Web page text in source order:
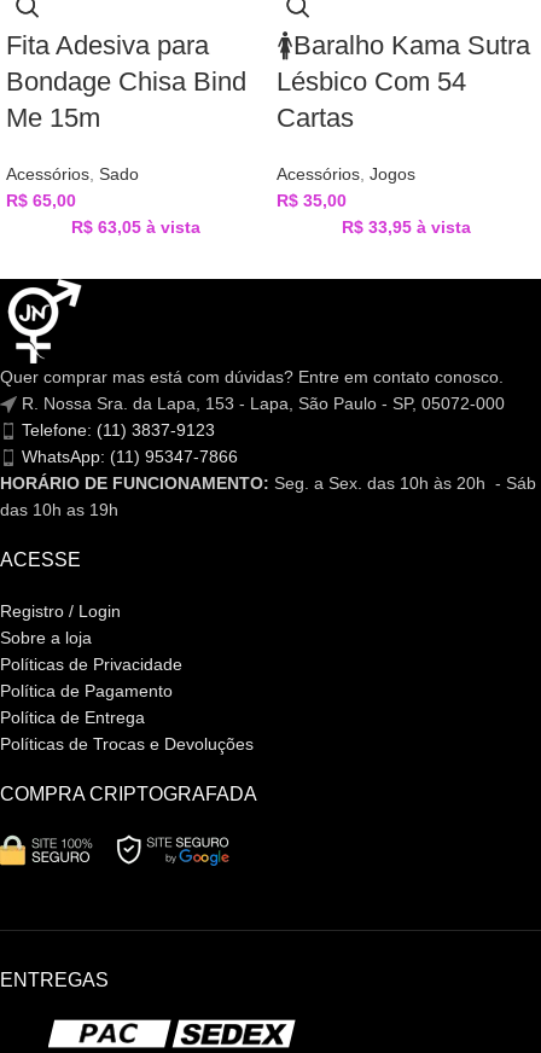
Fita Adesiva para
Bondage Chisa Bind
Me 15m
Acessórios Sado
R$ 65,00
R$63,05 à vista
🚺Baralho Kama Sutra
Lésbico Com 54
Cartas
Acessórios Jogos
R$ 35,00
R$33,95 à vista
Quer comprar mas está com dúvidas? Entre em contato conosco.
R. Nossa Sra. da Lapa, 153 - Lapa, São Paulo - SP, 05072-000
Telefone: (11) 3837-9123
WhatsApp: (11) 95347-7866
HORÁRIO DE FUNCIONAMENTO: Seg. a Sex. das 10h às 20h - Sáb
das 10h as 19h
ACESSE
Registro / Login
Sobre a loja
Políticas de Privacidade
Política de Pagamento
Política de Entrega
Políticas de Trocas e Devoluções
COMPRA CRIPTOGRAFADA
ENTREGAS